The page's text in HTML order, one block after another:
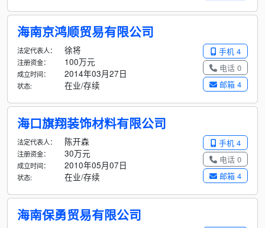
海南京鸿顺贸易有限公司
手机 4
电话 0
邮箱 4
法定代表人： 徐将
注册资金： 100万元
成立时间： 2014年03月27日
状态: 在业/存续
海口旗翔装饰材料有限公司
手机 4
电话 0
邮箱 4
法定代表人： 陈开森
注册资金： 30万元
成立时间： 2010年05月07日
状态: 在业/存续
海南保勇贸易有限公司